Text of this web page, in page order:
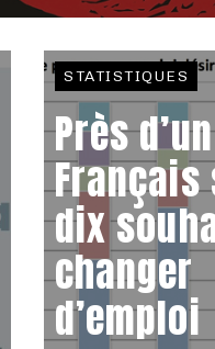
STATISTIQUES
Près d’un
Français
dix
changer
d’emploi